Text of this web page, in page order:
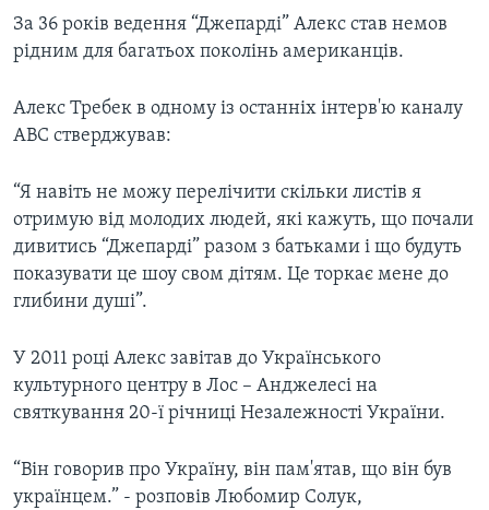
За 36 років ведення “Джепарді” Алекс став немов
рідним для багатьох поколінь американців.
Алекс Требек в одному із останніх інтерв'ю каналу
ABC стверджував:
“Я навіть не можу перелічити скільки листів я
отримую від молодих людей, які кажуть, що почали
дивитись “Джепарді” разом з батьками і що будуть
показувати це шоу свом дітям. Це торкає мене до
глибини душі”.
У 2011 році Алекс завітав до Українського
культурного центру в Лос – Анджелесі на
святкування 20-ї річниці Незалежності України.
“Він говорив про Україну, він пам'ятав, що він був
українцем.” - розповів Любомир Солук,